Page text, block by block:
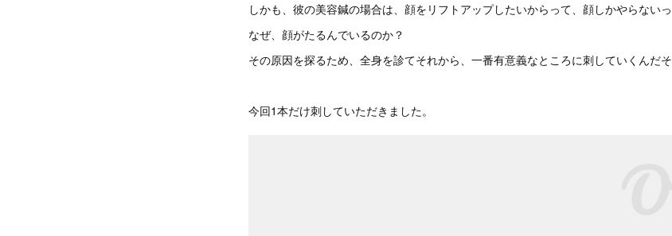
しかも、彼の美容鍼の場合は、顔をリフトアップしたいからって、顔しかやらない
なぜ、顔がたるんでいるのか？
その原因を探るため、全身を診てそれから、一番有意義なところに刺していくんだそ
今回1本だけ刺していただきました。